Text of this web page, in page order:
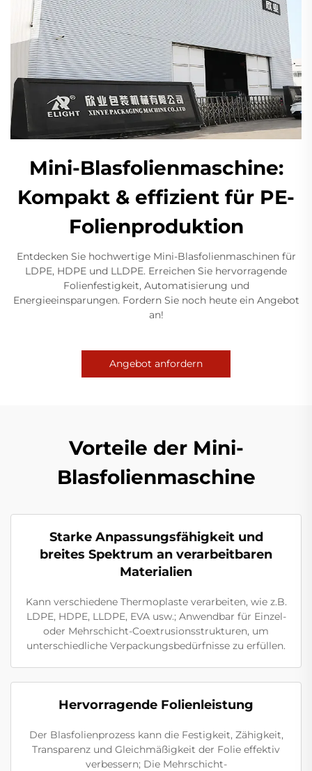
Mini-Blasfolienmaschine:
Kompakt & effizient für PE-
Folienproduktion
Entdecken Sie hochwertige Mini-Blasfolienmaschinen für
LDPE, HDPE und LLDPE. Erreichen Sie hervorragende
Folienfestigkeit, Automatisierung und
Energieeinsparungen. Fordern Sie noch heute ein Angebot
an!
Angebot anfordern
Vorteile der Mini-
Blasfolienmaschine
Starke Anpassungsfähigkeit und
breites Spektrum an verarbeitbaren
Materialien
Kann verschiedene Thermoplaste verarbeiten, wie z.B.
LDPE, HDPE, LLDPE, EVA usw.; Anwendbar für Einzel-
oder Mehrschicht-Coextrusionsstrukturen, um
unterschiedliche Verpackungsbedürfnisse zu erfüllen.
Hervorragende Folienleistung
Der Blasfolienprozess kann die Festigkeit, Zähigkeit,
Transparenz und Gleichmäßigkeit der Folie effektiv
verbessern; Die Mehrschicht-